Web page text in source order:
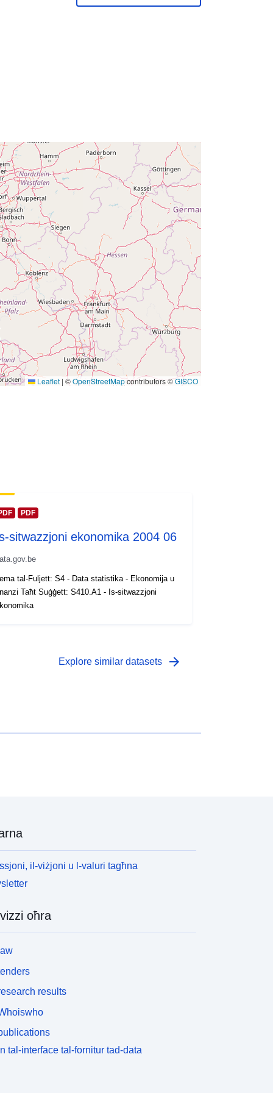
Leaflet | ©OpenStreetMapcontributors ©GISCO
Q13529#ID
http://data.europa.eu/88u/dataset/q1
3529-id
public
01 January 2008
-
31 December 2008
PDF
sitwazzjoni ekonomika 2004 06
tal-Fuljett: S4 - Data statistika - Ekonomija u
Taħt Suġġett: S410.A1 - Is-sitwazzjoni
Explore similar datasets arrow_forward
il-viżjoni u l-valuri tagħna
oħra
results
tal-interface tal-fornitur tad-data